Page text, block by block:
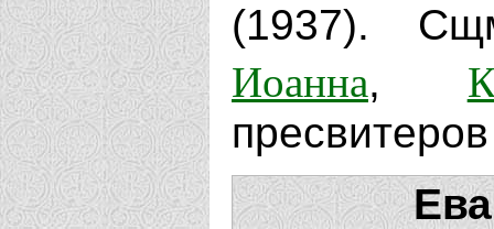
(1937).
Иоанна,